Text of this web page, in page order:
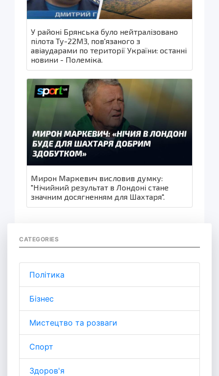
У районі Брянська було нейтралізовано
пілота Ту-22М3, пов'язаного з
авіаударами по території України: останні
новини - Полеміка.
Мирон Маркевич висловив думку:
"Нічийний результат в Лондоні стане
значним досягненням для Шахтаря".
CATEGORIES
Політика
Бізнес
Мистецтво та розваги
Спорт
Здоров'я